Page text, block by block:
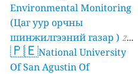
Environmental Monitoring
(Цаг уур орчны
шинжилгээний газар ) 21
stations
🇵🇪National University
Of San Agustin Of